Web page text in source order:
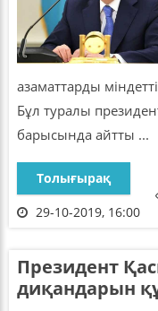
азаматтарды
Бұл туралы
барысында айтты ...
Толығырақ
29-10-2019, 16:00
Президент
диқандарын